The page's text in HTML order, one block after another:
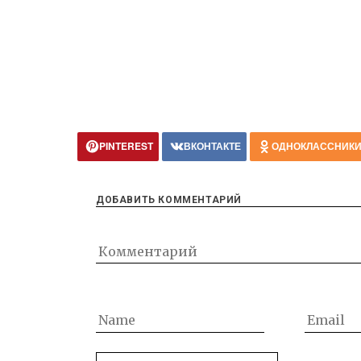
PINTEREST ВКОНТАКТЕ ОДНОКЛАССНИКИ
ДОБАВИТЬ КОММЕНТАРИЙ